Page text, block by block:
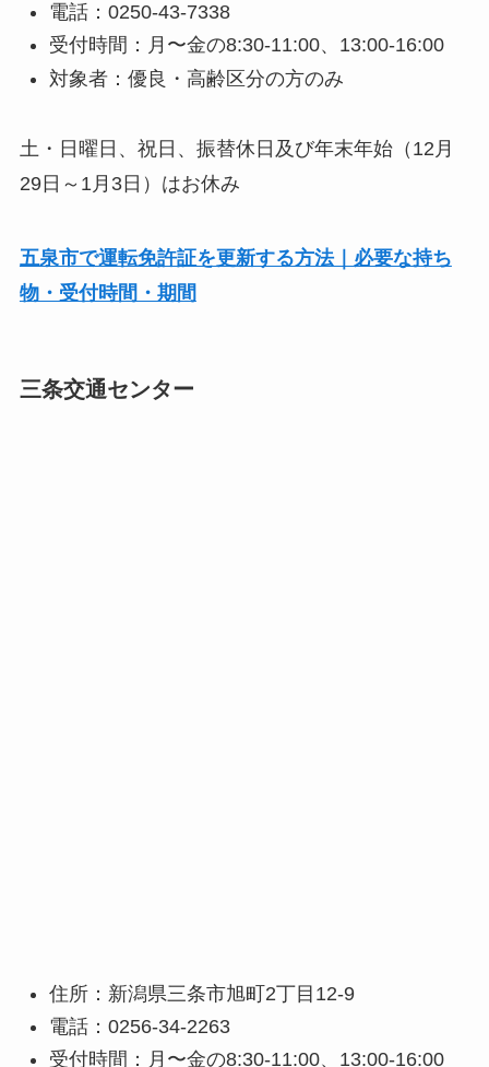
電話：0250-43-7338
受付時間：月〜金の8:30-11:00、13:00-16:00
対象者：優良・高齢区分の方のみ
土・日曜日、祝日、振替休日及び年末年始（12月
29日～1月3日）はお休み
五泉市で運転免許証を更新する方法｜必要な持ち
物・受付時間・期間
三条交通センター
住所：新潟県三条市旭町2丁目12-9
電話：0256-34-2263
受付時間：月〜金の8:30-11:00、13:00-16:00